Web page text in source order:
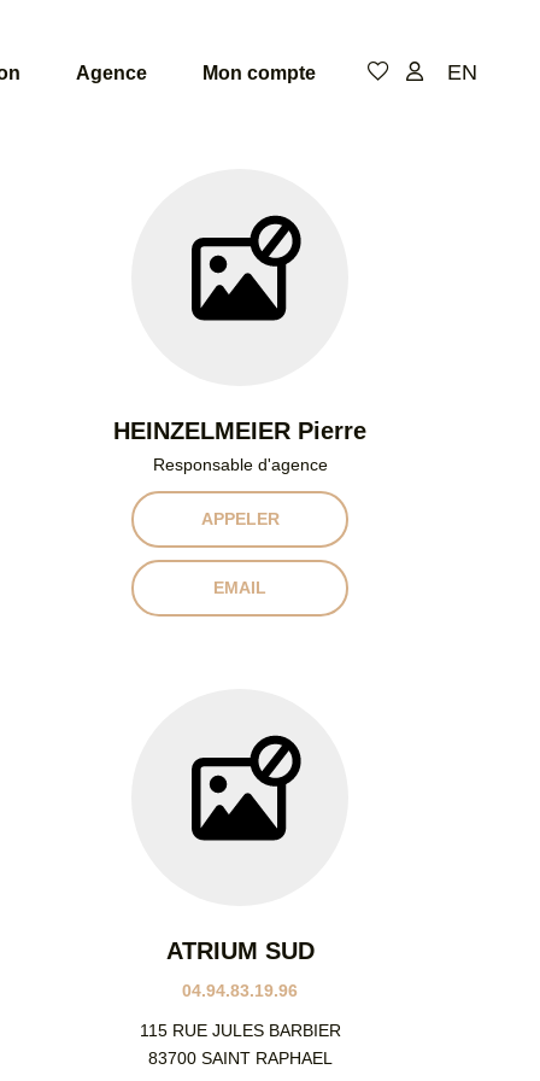
Agence Mon compte EN
HEINZELMEIER Pierre
Responsable d'agence
APPELER
EMAIL
ATRIUM SUD
04.94.83.19.96
115 RUE JULES BARBIER
83700 SAINT RAPHAEL